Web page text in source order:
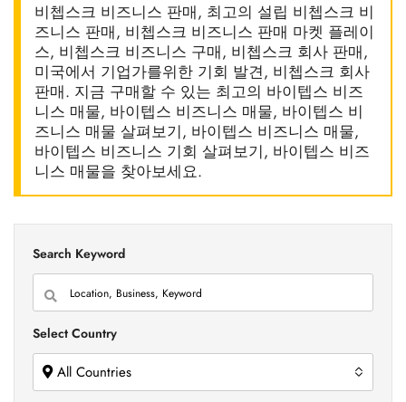
비쳅스크 비즈니스 판매, 최고의 설립 비쳅스크 비
즈니스 판매, 비쳅스크 비즈니스 판매 마켓 플레이
스, 비쳅스크 비즈니스 구매, 비쳅스크 회사 판매,
미국에서 기업가를위한 기회 발견, 비쳅스크 회사
판매. 지금 구매할 수 있는 최고의 바이텝스 비즈
니스 매물, 바이텝스 비즈니스 매물, 바이텝스 비
즈니스 매물 살펴보기, 바이텝스 비즈니스 매물,
바이텝스 비즈니스 기회 살펴보기, 바이텝스 비즈
니스 매물을 찾아보세요.
Search Keyword
Select Country
All Countries